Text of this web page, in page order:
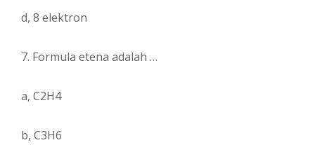
d, 8 elektron
7. Formula etena adalah …
a, C2H4
b, C3H6